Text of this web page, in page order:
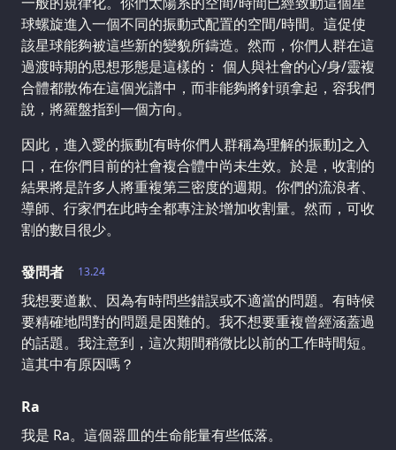
球螺旋進入一個不同的振動式配置的空間/時間。這促使
該星球能夠被這些新的變貌所鑄造。然而，你們人群在這
過渡時期的思想形態是這樣的： 個人與社會的心/身/靈複
合體都散佈在這個光譜中，而非能夠將針頭拿起，容我們
說，將羅盤指到一個方向。
因此，進入愛的振動[有時你們人群稱為理解的振動]之入
口，在你們目前的社會複合體中尚未生效。於是，收割的
結果將是許多人將重複第三密度的週期。你們的流浪者、
導師、行家們在此時全都專注於增加收割量。然而，可收
割的數目很少。
13.24
發問者
我想要道歉、因為有時問些錯誤或不適當的問題。有時候
要精確地問對的問題是困難的。我不想要重複曾經涵蓋過
的話題。我注意到，這次期間稍微比以前的工作時間短。
這其中有原因嗎？
Ra
我是 Ra。這個器皿的生命能量有些低落。